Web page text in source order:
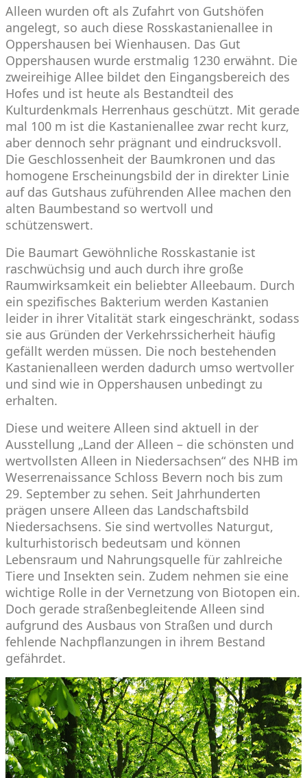
Alleen wurden oft als Zufahrt von Gutshöfen
angelegt, so auch diese Rosskastanienallee in
Oppershausen bei Wienhausen. Das Gut
Oppershausen wurde erstmalig 1230 erwähnt. Die
zweireihige Allee bildet den Eingangsbereich des
Hofes und ist heute als Bestandteil des
Kulturdenkmals Herrenhaus geschützt. Mit gerade
mal 100 m ist die Kastanienallee zwar recht kurz,
aber dennoch sehr prägnant und eindrucksvoll.
Die Geschlossenheit der Baumkronen und das
homogene Erscheinungsbild der in direkter Linie
auf das Gutshaus zuführenden Allee machen den
alten Baumbestand so wertvoll und
schützenswert.
Die Baumart Gewöhnliche Rosskastanie ist
raschwüchsig und auch durch ihre große
Raumwirksamkeit ein beliebter Alleebaum. Durch
ein spezifisches Bakterium werden Kastanien
leider in ihrer Vitalität stark eingeschränkt, sodass
sie aus Gründen der Verkehrssicherheit häufig
gefällt werden müssen. Die noch bestehenden
Kastanienalleen werden dadurch umso wertvoller
und sind wie in Oppershausen unbedingt zu
erhalten.
Diese und weitere Alleen sind aktuell in der
Ausstellung „Land der Alleen – die schönsten und
wertvollsten Alleen in Niedersachsen“ des NHB im
Weserrenaissance Schloss Bevern noch bis zum
29. September zu sehen. Seit Jahrhunderten
prägen unsere Alleen das Landschaftsbild
Niedersachsens. Sie sind wertvolles Naturgut,
kulturhistorisch bedeutsam und können
Lebensraum und Nahrungsquelle für zahlreiche
Tiere und Insekten sein. Zudem nehmen sie eine
wichtige Rolle in der Vernetzung von Biotopen ein.
Doch gerade straßenbegleitende Alleen sind
aufgrund des Ausbaus von Straßen und durch
fehlende Nachpflanzungen in ihrem Bestand
gefährdet.